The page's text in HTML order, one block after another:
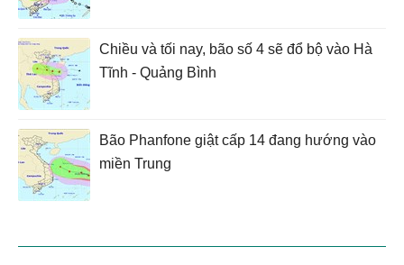
Chiều và tối nay, bão số 4 sẽ đổ bộ vào Hà
Tĩnh - Quảng Bình
Bão Phanfone giật cấp 14 đang hướng vào
miền Trung